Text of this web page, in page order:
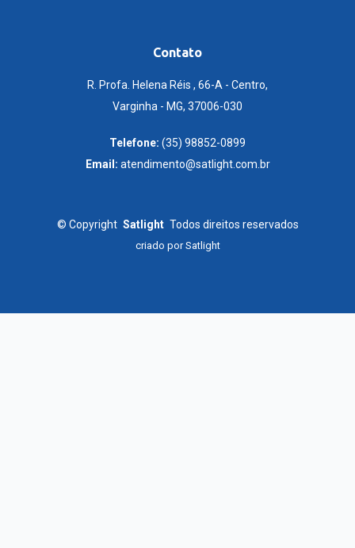
Contato
R. Profa. Helena Réis , 66-A - Centro,
Varginha - MG, 37006-030
Telefone: (35) 98852-0899
Email: atendimento@satlight.com.br
© Copyright Satlight Todos direitos reservados
criado porSatlight